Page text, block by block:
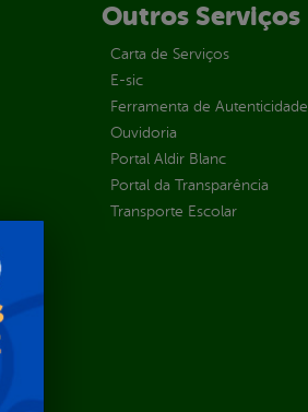
Outros Serviços
Carta de Serviços
E-sic
Ferramenta de Autenticidade
Ouvidoria
Portal Aldir Blanc
Portal da Transparência
Transporte Escolar